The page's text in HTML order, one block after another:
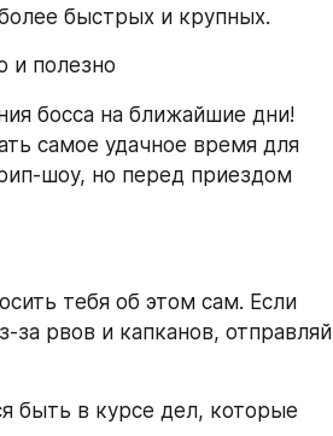
быстрых и крупных.
и полезно
босса на ближайшие дни!
самое удачное время для
шоу, но перед приездом
тебя об этом сам. Если
за рвов и капканов, отправляй
быть в курсе дел, которые